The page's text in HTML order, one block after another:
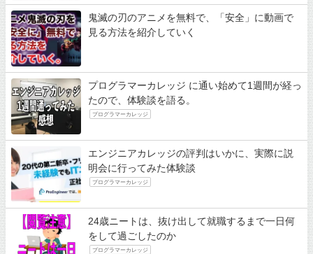
鬼滅の刃のアニメを無料で、「安全」に動画で
見る方法を紹介していく
プログラマーカレッジ に通い始めて1週間が経っ
たので、体験談を語る。
プログラマーカレッジ
エンジニアカレッジの評判はいかに、実際に説
明会に行ってみた体験談
プログラマーカレッジ
24歳ニートは、抜け出して就職するまで一日何
をして過ごしたのか
プログラマーカレッジ